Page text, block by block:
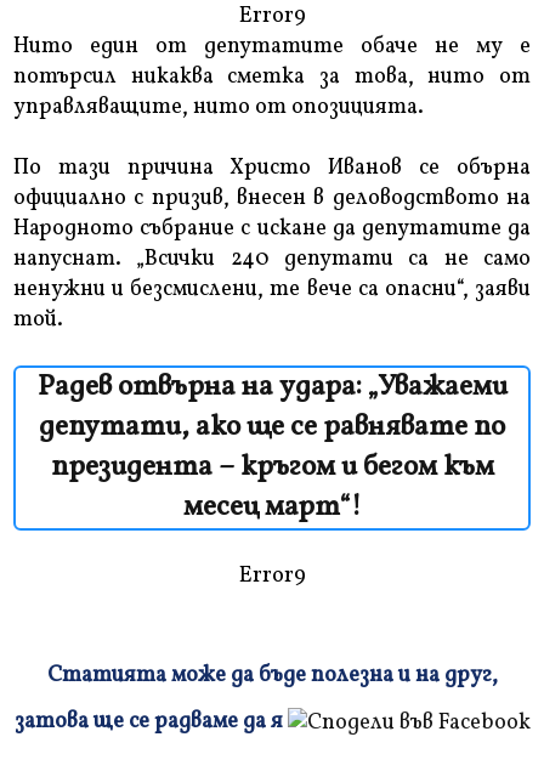
Error9
Нито един от депутатите обаче не му е
потърсил никаква сметка за това, нито от
управляващите, нито от опозицията.
По тази причина Христо Иванов се обърна
официално с призив, внесен в деловодството на
Народното събрание с искане да депутатите да
напуснат. „Всички 240 депутати са не само
ненужни и безсмислени, те вече са опасни“, заяви
той.
Радев отвърна на удара: „Уважаеми
депутати, ако ще се равнявате по
президента – кръгом и бегом към
месец март“!
Error9
и
Статията може да бъде полезна и на друг,
затова ще се радваме да я